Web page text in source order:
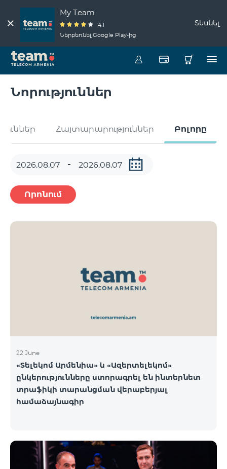
My Team
4.1
Ներբեռնել Google Play-ից
Տեսնել
Նորություններ
Հայտարարություններ Բոլորը
Որոնում
22 June
«Տելեկոմ Արմենիա» և «Ազերտելեկոմ»
ընկերությունները ստորագրել են ինտերնետ
տրաֆիկի տարանցման վերաբերյալ
համաձայնագիր